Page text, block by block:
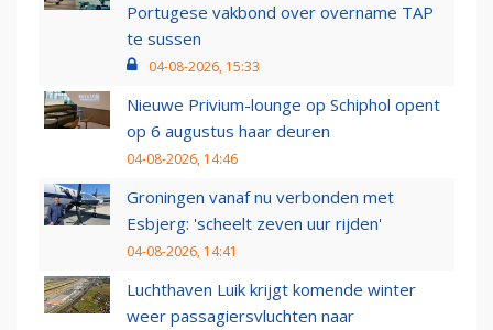
Portugese vakbond over overname TAP
te sussen
04-08-2026, 15:33
Nieuwe Privium-lounge op Schiphol opent
op 6 augustus haar deuren
04-08-2026, 14:46
Groningen vanaf nu verbonden met
Esbjerg: 'scheelt zeven uur rijden'
04-08-2026, 14:41
Luchthaven Luik krijgt komende winter
weer passagiersvluchten naar